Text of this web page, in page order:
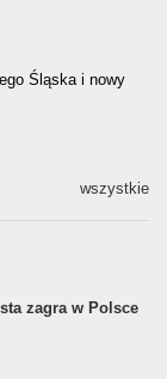
Śląska i nowy
wszystkie
zagra w Polsce